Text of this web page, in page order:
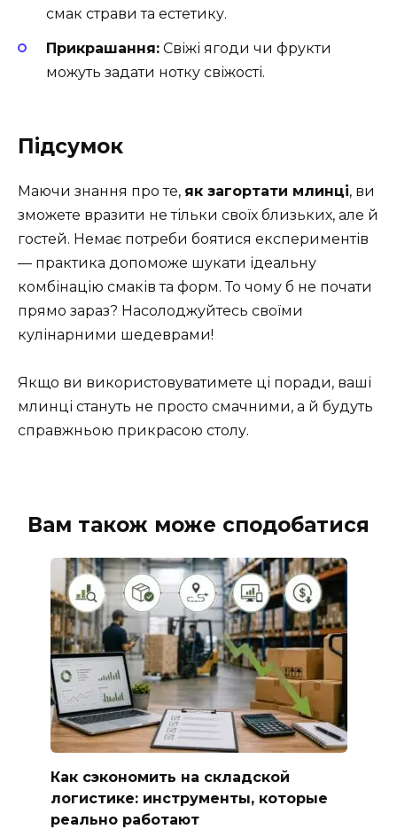
смак страви та естетику.
Прикрашання: Свіжі ягоди чи фрукти
можуть задати нотку свіжості.
Підсумок
Маючи знання про те, як загортати млинці, ви
зможете вразити не тільки своїх близьких, але й
гостей. Немає потреби боятися експериментів
— практика допоможе шукати ідеальну
комбінацію смаків та форм. То чому б не почати
прямо зараз? Насолоджуйтесь своїми
кулінарними шедеврами!
Якщо ви використовуватимете ці поради, ваші
млинці стануть не просто смачними, а й будуть
справжньою прикрасою столу.
Вам також може сподобатися
Как сэкономить на складской
логистике: инструменты, которые
реально работают